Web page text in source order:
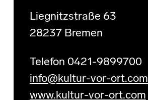
Liegnitzstraße 63
28237 Bremen
Telefon 0421-9899700
info@kultur-vor-ort.com
www.kultur-vor-ort.com